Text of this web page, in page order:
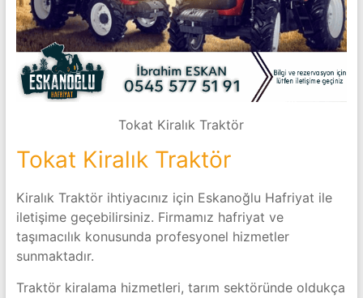
Tokat Kiralık Traktör
Tokat Kiralık Traktör
Kiralık Traktör ihtiyacınız için Eskanoğlu Hafriyat ile
iletişime geçebilirsiniz. Firmamız hafriyat ve
taşımacılık konusunda profesyonel hizmetler
sunmaktadır.
Traktör kiralama hizmetleri, tarım sektöründe oldukça